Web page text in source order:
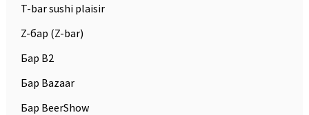
T-bar sushi plaisir
Z-бар (Z-bar)
Бар B2
Бар Bazaar
Бар BeerShow